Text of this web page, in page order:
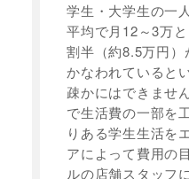
学生・大学生の一
平均で月12～3万
割半（約8.5万円）
かなわれていると
疎かにはできませ
で生活費の一部を
りある学生生活を
アによって費用の
ルの店舗スタッフ